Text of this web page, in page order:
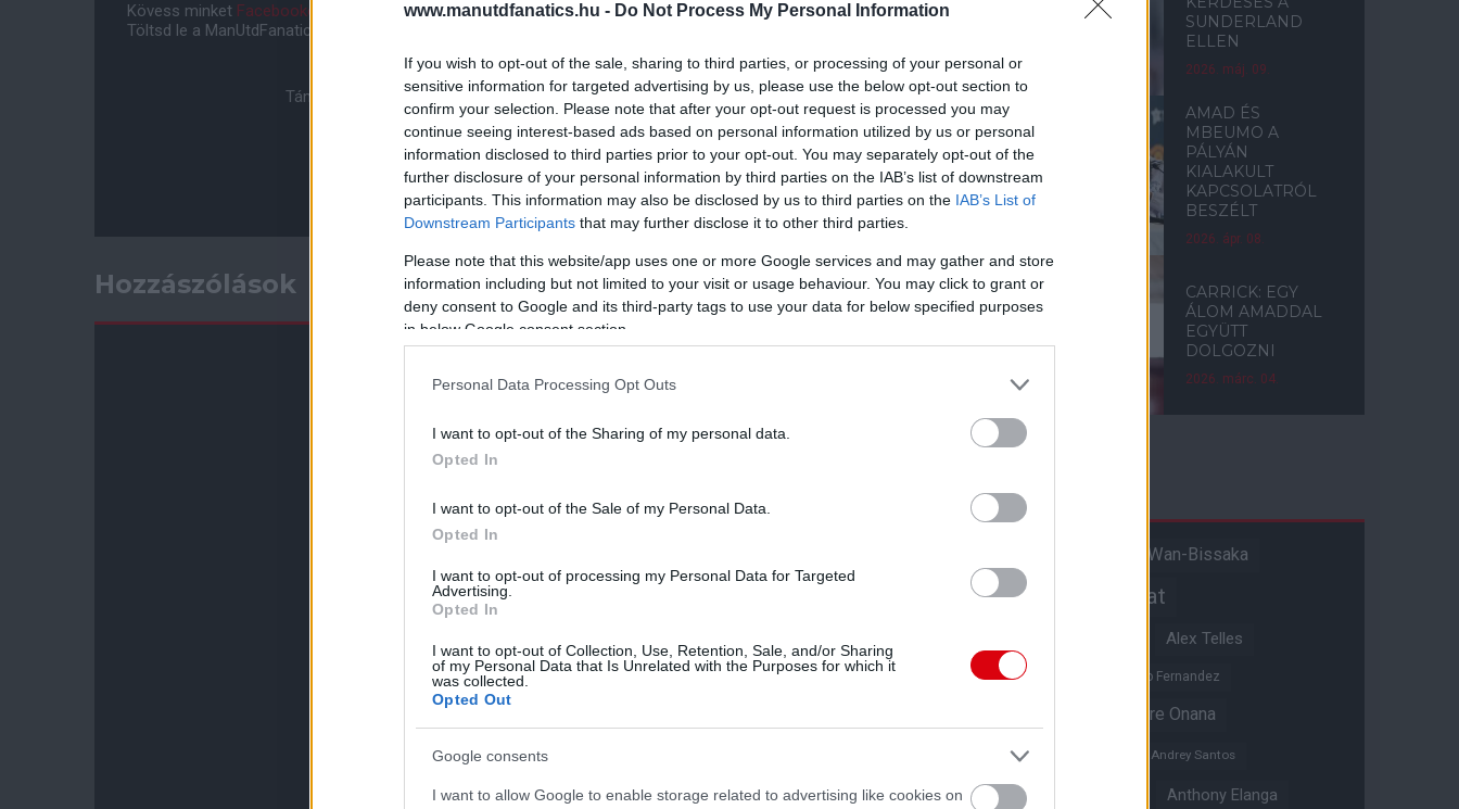
www.manutdfanatics.hu - Do Not Process My Personal Information
If you wish to opt-out of the sale, sharing to third parties, or processing of your personal or
sensitive information for targeted advertising by us, please use the below opt-out section to
confirm your selection. Please note that after your opt-out request is processed you may
continue seeing interest-based ads based on personal information utilized by us or personal
information disclosed to third parties prior to your opt-out. You may separately opt-out of the
further disclosure of your personal information by third parties on the IAB’s list of downstream
participants. This information may also be disclosed by us to third parties on the IAB’s List of
Downstream Participants that may further disclose it to other third parties.
Please note that this website/app uses one or more Google services and may gather and store
information including but not limited to your visit or usage behaviour. You may click to grant or
deny consent to Google and its third-party tags to use your data for below specified purposes
in below Google consent section.
Personal Data Processing Opt Outs
I want to opt-out of the Sharing of my personal data.
Opted In
I want to opt-out of the Sale of my Personal Data.
Opted In
I want to opt-out of processing my Personal Data for Targeted
Advertising.
Opted In
I want to opt-out of Collection, Use, Retention, Sale, and/or Sharing
of my Personal Data that Is Unrelated with the Purposes for which it
was collected.
Opted Out
Google consents
I want to allow Google to enable storage related to advertising like cookies on
Kövess minket Facebookon InstagramonésYouTube-on is!
Töltsd le a ManUtdFanatics.hu mobil applikációt
Támogasd adományoddal a ManUtdFanatics.hu működését!
Hozzászólások
SUNDERLAND
ELLEN
2026. máj. 09.
AMAD ÉS
MBEUMO A
PÁLYÁN
KIALAKULT
KAPCSOLATRÓL
BESZÉLT
2026. ápr. 08.
CARRICK: EGY
ÁLOM AMADDAL
EGYÜTT
DOLGOZNI
2026. márc. 04.
Aaron Wan-Bissaka
Akadémiai csapat
Alex Telles
Altay Bayindir Alvaro Fernandez
Andre Onana
Andreas Pereira
Andrey Santos
Angol válogatott Anthony Elanga